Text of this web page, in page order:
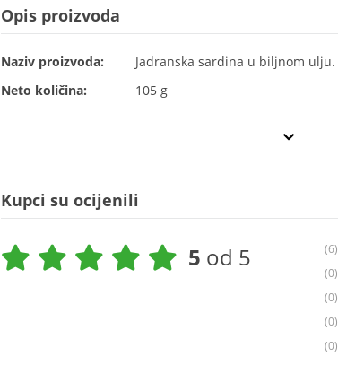
Opis proizvoda
Naziv proizvoda:
Jadranska sardina u biljnom ulju.
Neto količina:
105 g
Kupci su ocijenili
5 od 5
(6)
(0)
(0)
(0)
(0)